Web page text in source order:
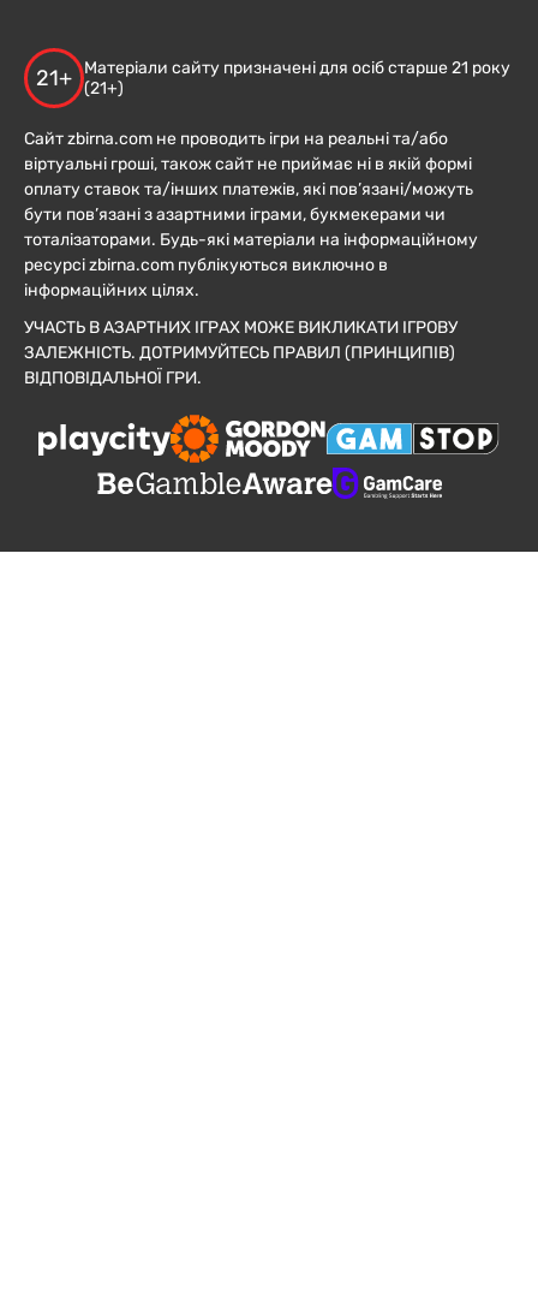
21+
Матеріали сайту призначені для осіб старше 21 року
(21+)
Сайт zbirna.com не проводить ігри на реальні та/або
віртуальні гроші, також сайт не приймає ні в якій формі
оплату ставок та/інших платежів, які пов’язані/можуть
бути пов’язані з азартними іграми, букмекерами чи
тоталізаторами. Будь-які матеріали на інформаційному
ресурсі zbirna.com публікуються виключно в
інформаційних цілях.
УЧАСТЬ В АЗАРТНИХ ІГРАХ МОЖЕ ВИКЛИКАТИ ІГРОВУ
ЗАЛЕЖНІСТЬ. ДОТРИМУЙТЕСЬ ПРАВИЛ (ПРИНЦИПІВ)
ВІДПОВІДАЛЬНОЇ ГРИ.